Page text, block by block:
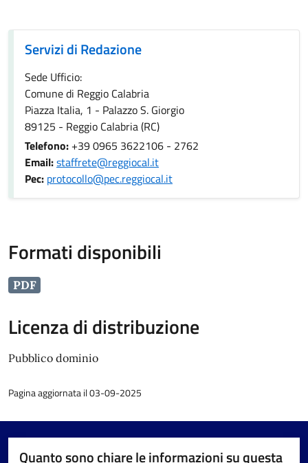
Servizi di Redazione
Sede Ufficio:
Comune di Reggio Calabria
Piazza Italia, 1 - Palazzo S. Giorgio
89125 - Reggio Calabria (RC)
Telefono: +39 0965 3622106 - 2762
Email:staffrete@reggiocal.it
Pec: protocollo@pec.reggiocal.it
Formati disponibili
PDF
Licenza di distribuzione
Pubblico dominio
Pagina aggiornata il 03-09-2025
Quanto sono chiare le informazioni su questa